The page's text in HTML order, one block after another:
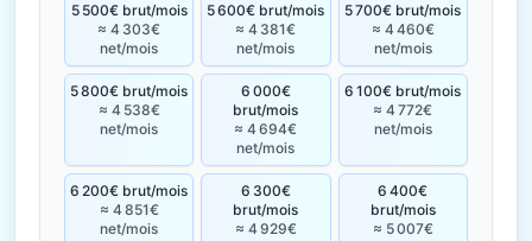
5 500€ brut/mois
≈ 4 303€
net/mois
5 600€ brut/mois
≈ 4 381€
net/mois
5 700€ brut/mois
≈ 4 460€
net/mois
5 800€ brut/mois
≈ 4 538€
net/mois
6 000€
brut/mois
≈ 4 694€
net/mois
6 100€ brut/mois
≈ 4 772€
net/mois
6 200€ brut/mois
≈ 4 851€
net/mois
6 300€
brut/mois
≈ 4 929€
6 400€
brut/mois
≈ 5 007€